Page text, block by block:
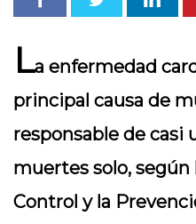
La enfermedad
principal causa de
responsable de casi
muertes solo, según
Control y la